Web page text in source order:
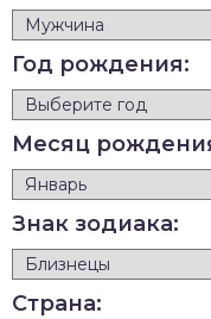
Год рождения:
Месяц
Знак зодиака:
Страна: